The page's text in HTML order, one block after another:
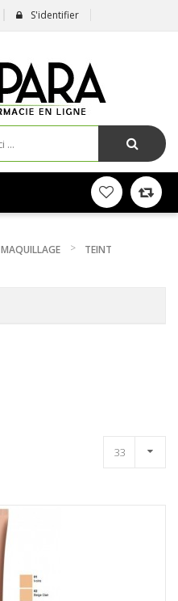
S'identifier
MAQUILLAGE TEINT
33